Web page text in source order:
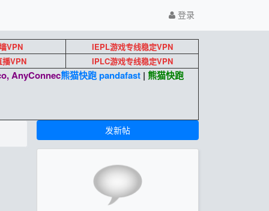
登录
VPN
IEPL游戏专线稳定VPN
VPN IPLC游戏专线稳定VPN
AnyConnec熊猫快跑 pandafast| 熊猫快跑
发新帖